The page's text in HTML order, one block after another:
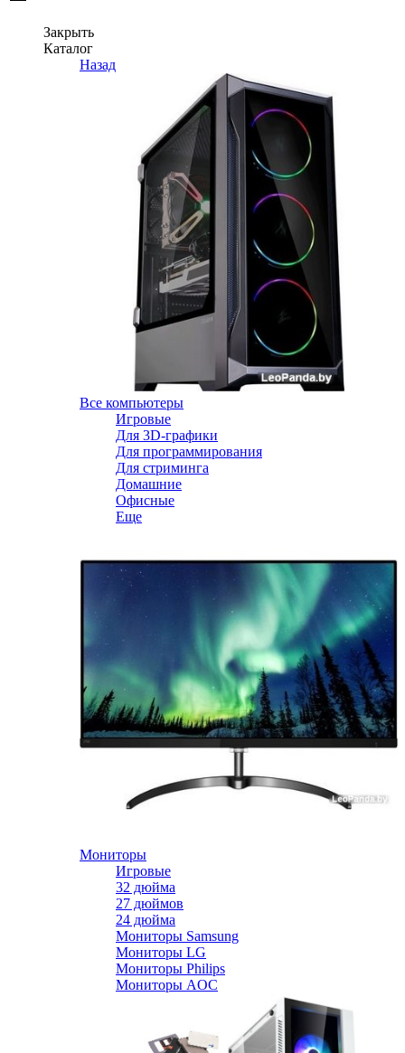
Закрыть
Каталог
Назад
Все компьютеры
Игровые
Для 3D-графики
Для программирования
Для стриминга
Домашние
Офисные
Еще
Мониторы
Игровые
32 дюйма
27 дюймов
24 дюйма
Мониторы Samsung
Мониторы LG
Мониторы Philips
Мониторы AOC